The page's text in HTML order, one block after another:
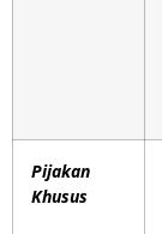
Pijakan
Khusus